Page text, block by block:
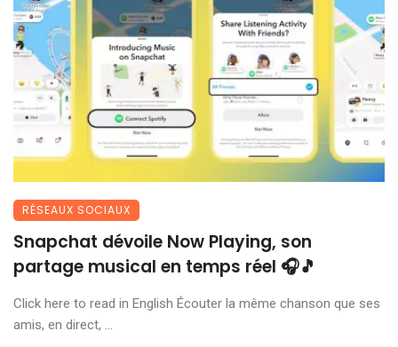
RÉSEAUX SOCIAUX
Snapchat dévoile Now Playing, son
partage musical en temps réel 🎧🎵
Click here to read in English Écouter la même chanson que ses
amis, en direct, ...